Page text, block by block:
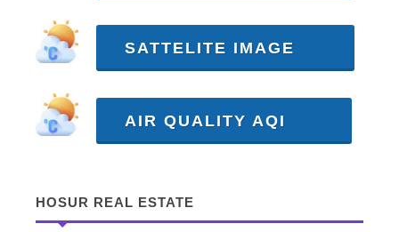
SATTELITE IMAGE
AIR QUALITY AQI
HOSUR REAL ESTATE